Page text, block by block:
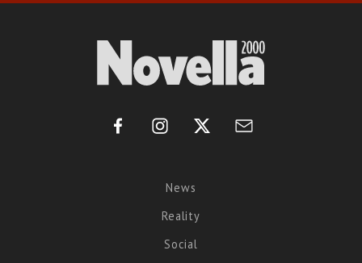
News
Reality
Social